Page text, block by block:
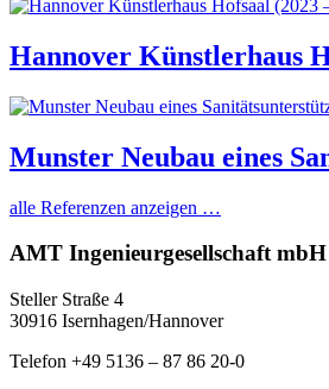
Hannover Künstlerhaus
Munster Neubau eines
alle Referenzen anzeigen …
AMT Ingenieurgesellschaft mbH
Steller Straße 4
30916 Isernhagen/Hannover
Telefon +49 5136 – 87 86 20-0